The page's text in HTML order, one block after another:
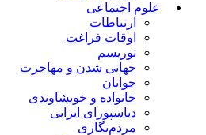
علوم اجتماعی
ارتباطات
اوقات فراغت
توریسم
جهانی شدن و مهاجرت
جوانان
خانواده و خویشاوندی
دیاسپورای ایرانی
مردم‌نگاری